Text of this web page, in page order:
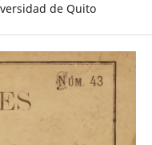
de Quito